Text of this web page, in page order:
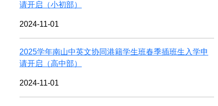
请开启（小初部）
2024-11-01
2025学年南山中英文协同港籍学生班春季插班生入学申
请开启（高中部）
2024-11-01